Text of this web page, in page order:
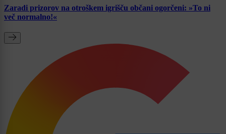
Zaradi prizorov na otroškem igrišču občani ogorčeni: »To ni
več normalno!«